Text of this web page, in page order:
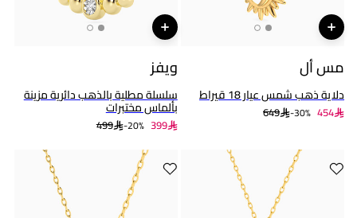
مس أل
دلاية ذهب شمس عيار 18 قيراط
649 30%- 454
ويفز
سلسلة مطلية بالذهب دائرية مزينة
بألماس مختبرات
499 20%- 399